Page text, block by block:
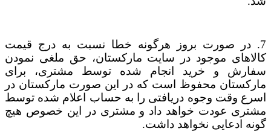
7. در صورت بروز هرگونه خطا نسبت به درج قیمت
کالاهای موجود در سایت مارکستان، حق ملغی نمودن
سفارش
و خرید انجام شده توسط مشتری،
برای
مارکستان محفوظ است که در این صورت مارکستان در
اسرع وقت وجوه دریافتی را به حساب اعلام شده توسط
مشتری عودت خواهد داد و مشتری در این خصوص هیچ
گونه ادعایی نخواهد داشت.